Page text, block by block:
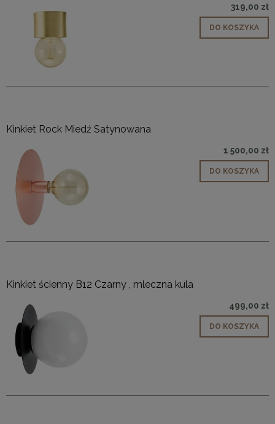
319,00 zł
DO KOSZYKA
Kinkiet Rock Miedź Satynowana
1 500,00 zł
DO KOSZYKA
Kinkiet ścienny B12 Czarny , mleczna kula
499,00 zł
DO KOSZYKA